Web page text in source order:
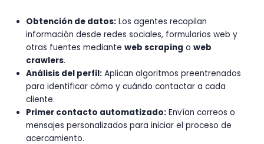
Obtención de datos:Los agentes recopilan
información desde redes sociales, formularios web y
otras fuentes mediante web scraping o web
crawlers.
Análisis del perfil:Aplican algoritmos preentrenados
para identificar cómo y cuándo contactar a cada
cliente.
Primer contacto automatizado:Envían correos o
mensajes personalizados para iniciar el proceso de
acercamiento.